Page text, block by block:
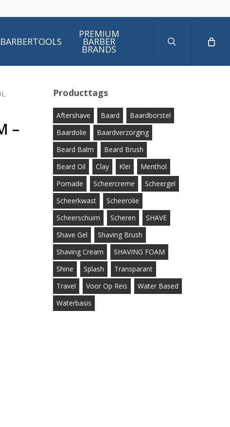
BARBERTOOLS
PREMIUM
BARBER
BRANDS
–
Producttags
Aftershave Baard
Baardborstel
Baardolie
Baardverzorging
Beard Balm
Beard Brush
Beard Oil
Clay Klei
Menthol
Pomade
Scheercreme
Scheergel
Scheerkwast
Scheerolie
Scheerschuim
Scheren
SHAVE
Shave Gel
Shaving Brush
Shaving Cream
SHAVING FOAM
Shine
Splash
Transparant
Travel
Voor Op Reis
Water Based
Waterbasis